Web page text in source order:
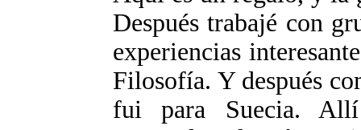
Después trabajé con
experiencias
Filosofía. Y después
fui para Suecia.